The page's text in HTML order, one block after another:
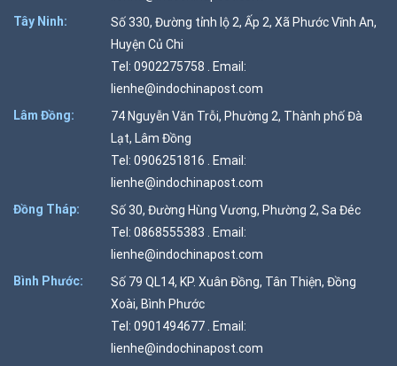
Tây Ninh:
Số 330, Đường tỉnh lộ 2, Ấp 2, Xã Phước Vĩnh An,
Huyện Củ Chi
Tel: 0902275758 . Email:
lienhe@indochinapost.com
Lâm Đồng:
74 Nguyễn Văn Trỗi, Phường 2, Thành phố Đà
Lạt, Lâm Đồng
Tel: 0906251816 . Email:
lienhe@indochinapost.com
Đồng Tháp:
Số 30, Đường Hùng Vương, Phường 2, Sa Đéc
Tel: 0868555383 . Email:
lienhe@indochinapost.com
Bình Phước:
Số 79 QL14, KP. Xuân Đồng, Tân Thiện, Đồng
Xoài, Bình Phước
Tel: 0901494677 . Email:
lienhe@indochinapost.com